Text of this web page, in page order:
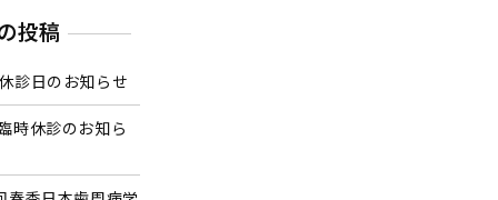
投稿
診日のお知らせ
時休診のお知ら